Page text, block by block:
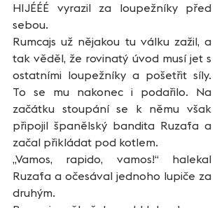
HIJÉÉÉ vyrazil za loupežníky před
sebou.
Rumcajs už nějakou tu válku zažil, a
tak věděl, že rovinatý úvod musí jet s
ostatními loupežníky a pošetřit síly.
To se mu nakonec i podařilo. Na
začátku stoupání se k němu však
připojil španělský bandita Ruzafa a
začal přikládat pod kotlem.
„Vamos, rapido, vamos!“ halekal
Ruzafa a očesával jednoho lupiče za
druhým.